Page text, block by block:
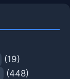
(19)
(448)